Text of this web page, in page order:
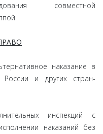
совместной
наказание в
России и других стран-
инспекций с
наказаний без